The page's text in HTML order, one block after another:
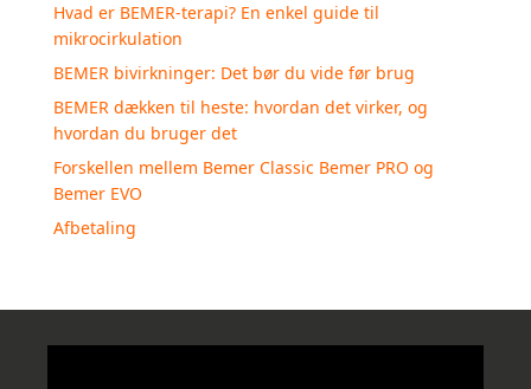
Hvad er BEMER-terapi? En enkel guide til
mikrocirkulation
BEMER bivirkninger: Det bør du vide før brug
BEMER dækken til heste: hvordan det virker, og
hvordan du bruger det
Forskellen mellem Bemer Classic Bemer PRO og
Bemer EVO
Afbetaling